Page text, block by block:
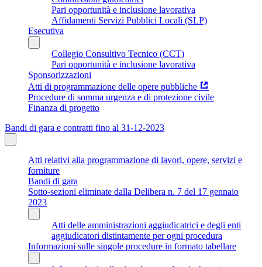
Pari opportunità e inclusione lavorativa
Affidamenti Servizi Pubblici Locali (SLP)
Esecutiva
Collegio Consultivo Tecnico (CCT)
Pari opportunità e inclusione lavorativa
Sponsorizzazioni
Atti di programmazione delle opere pubbliche
Procedure di somma urgenza e di protezione civile
Finanza di progetto
Bandi di gara e contratti fino al 31-12-2023
Atti relativi alla programmazione di lavori, opere, servizi e
forniture
Bandi di gara
Sotto-sezioni eliminate dalla Delibera n. 7 del 17 gennaio
2023
Atti delle amministrazioni aggiudicatrici e degli enti
aggiudicatori distintamente per ogni procedura
Informazioni sulle singole procedure in formato tabellare